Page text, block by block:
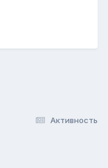
Активность